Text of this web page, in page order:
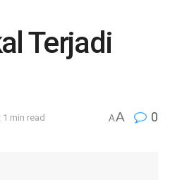
Terjadi
1 min read AA 0